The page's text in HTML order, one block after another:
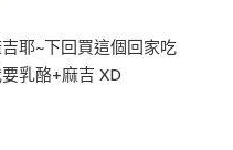
耶~下回買這個回家吃
乳酪+麻吉 XD